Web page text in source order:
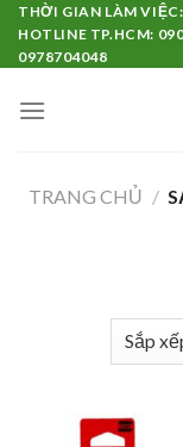
Skip
content
THỜI GIAN LÀM
HOTLINE TP.HCM:
0978704048
TRANG CHỦ /